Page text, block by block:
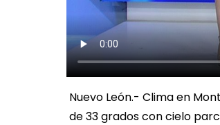
Nuevo León.- Clima en
de 33 grados con cielo